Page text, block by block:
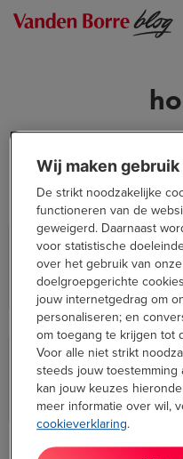
De
én
High
De
High
Wij maken
De strikt noodzakelijke
functioneren van de
geweigerd. Daarnaast
voor statistische
over het gebruik van
doelgroepgerichte
jouw internetgedrag om
personaliseren; en
om toegang te krijgen tot
Voor alle niet strikt
steeds jouw
kan jouw keuzes
meer informatie over wil,
cookieverklaring.